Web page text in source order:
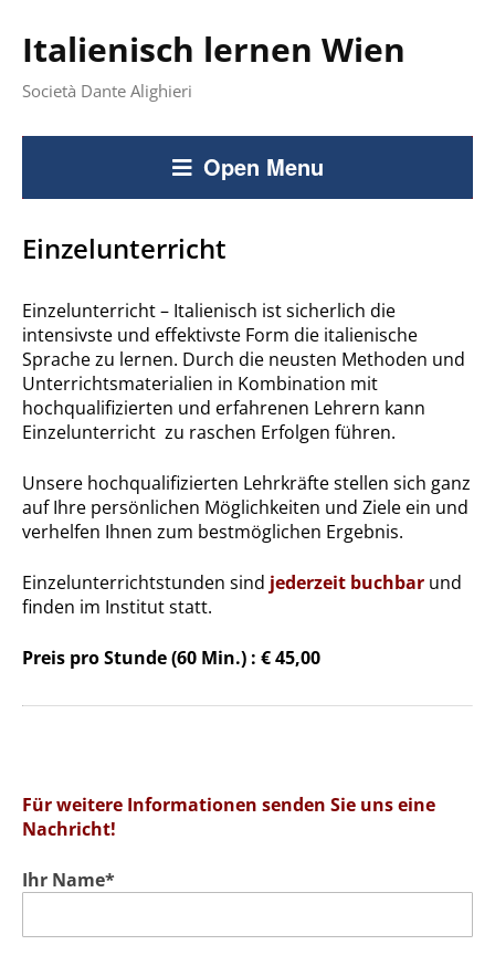
Italienisch lernen Wien
Società Dante Alighieri
Open Menu
Einzelunterricht
Einzelunterricht – Italienisch ist sicherlich die
intensivste und effektivste Form die italienische
Sprache zu lernen. Durch die neusten Methoden und
Unterrichtsmaterialien in Kombination mit
hochqualifizierten und erfahrenen Lehrern kann
Einzelunterricht zu raschen Erfolgen führen.
Unsere hochqualifizierten Lehrkräfte stellen sich ganz
auf Ihre persönlichen Möglichkeiten und Ziele ein und
verhelfen Ihnen zum bestmöglichen Ergebnis.
Einzelunterrichtstunden sind jederzeit buchbar und
finden im Institut statt.
Preis pro Stunde (60 Min.) : € 45,00
Für weitere Informationen senden Sie uns eine
Nachricht!
Ihr Name*